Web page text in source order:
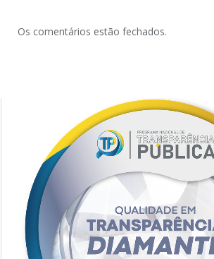
Os comentários estão fechados.